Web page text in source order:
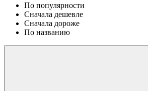
По популярности
Сначала дешевле
Сначала дороже
По названию